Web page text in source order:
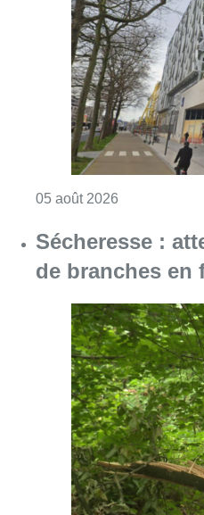
05 août 2026
Sécheresse :
de branches en